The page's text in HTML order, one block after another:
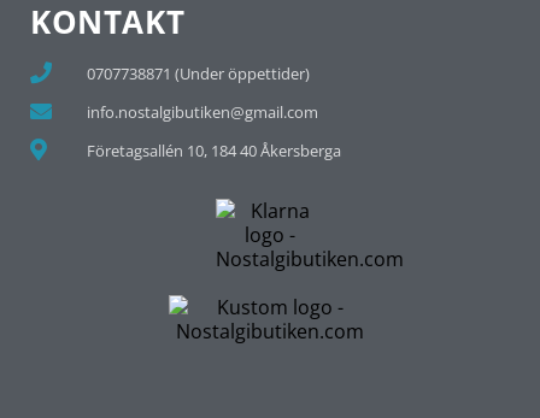
KONTAKT
0707738871 (Under öppettider)
info.nostalgibutiken@gmail.com
Företagsallén 10, 184 40 Åkersberga